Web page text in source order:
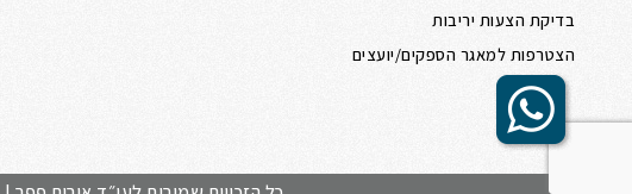
בדיקת הצעות יריבות
הצטרפות למאגר הספקים/יועצים